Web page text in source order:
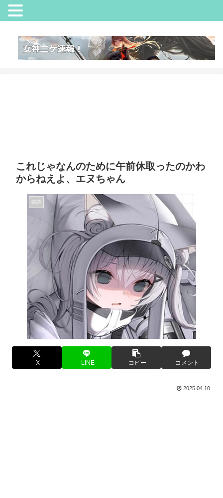
これじゃなんのために午前休取ったのかわ
からねえよ、エヌちゃん
雑談
X LINE コピー コメント
2025.04.10